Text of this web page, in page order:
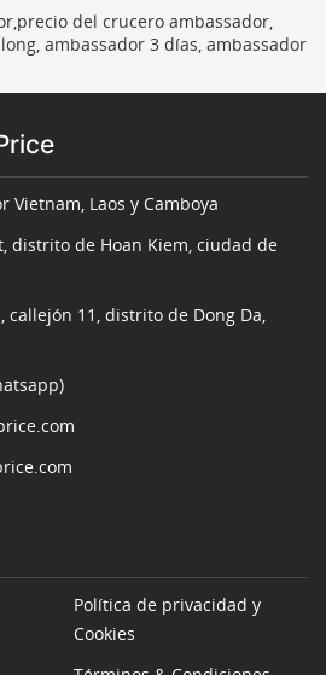
del crucero ambassador,
ambassador 3 días, ambassador
Vietnam, Laos y Camboya
distrito de Hoan Kiem, ciudad de
callejón 11, distrito de Dong Da,
Política de privacidad y
Cookies